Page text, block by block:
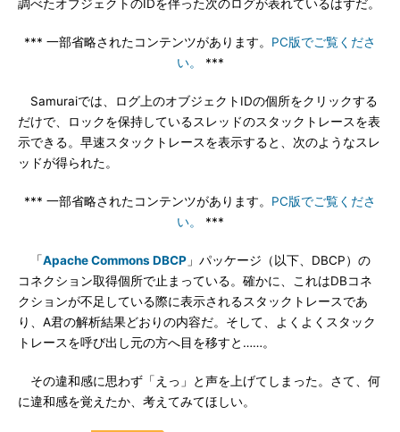
調べたオブジェクトのIDを伴った次のログが表れているはずだ。
*** 一部省略されたコンテンツがあります。 PC版でご覧くださ
い。
***
Samuraiでは、ログ上のオブジェクトIDの個所をクリックする
だけで、ロックを保持しているスレッドのスタックトレースを表
示できる。早速スタックトレースを表示すると、次のようなスレ
ッドが得られた。
*** 一部省略されたコンテンツがあります。 PC版でご覧くださ
い。
***
「Apache Commons DBCP 」パッケージ（以下、DBCP）の
コネクション取得個所で止まっている。確かに、これはDBコネ
クションが不足している際に表示されるスタックトレースであ
り、A君の解析結果どおりの内容だ。そして、よくよくスタック
トレースを呼び出し元の方へ目を移すと……。
その違和感に思わず「えっ」と声を上げてしまった。さて、何
に違和感を覚えたか、考えてみてほしい。